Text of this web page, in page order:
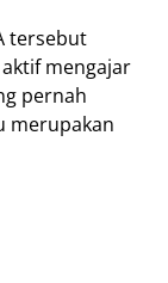
tersebut
mengajar
pernah
merupakan